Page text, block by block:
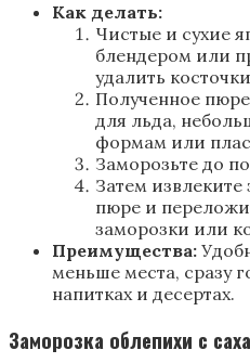
Как делать:
Чистые и сухие
блендером или
удалить
Полученное
для льда,
формам или
Заморозьте до
Затем
пюре и
заморозки или
Преимущества:
меньше места, сразу
напитках и десертах.
Заморозка облепихи с